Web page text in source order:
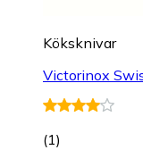
Köksknivar
Victorinox
(1)